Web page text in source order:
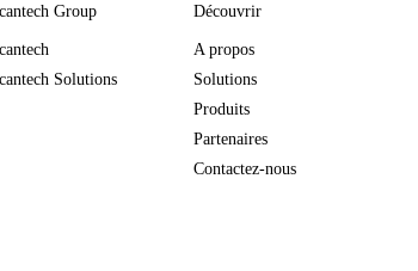
Group
Solutions
Découvrir
A propos
Solutions
Produits
Partenaires
Contactez-nous